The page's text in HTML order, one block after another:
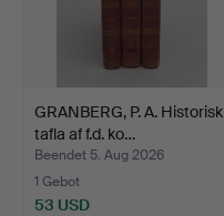
GRANBERG, P. A. Historisk
tafla af f.d. ko…
Beendet 5. Aug 2026
1 Gebot
53 USD